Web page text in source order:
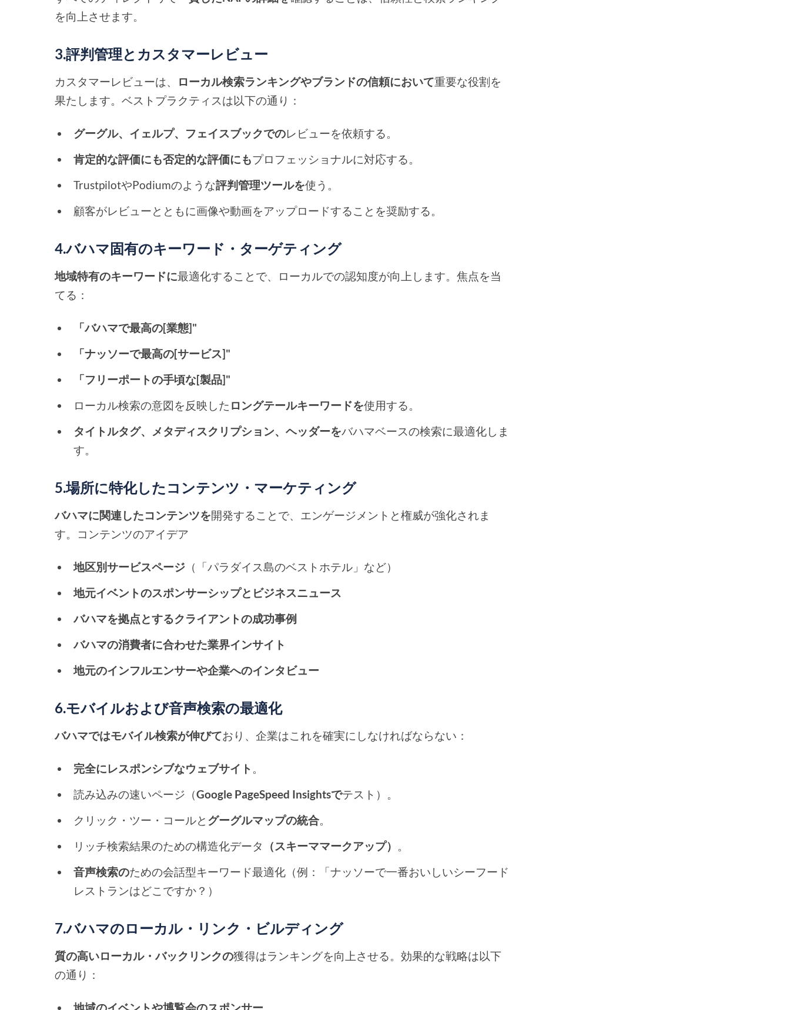
を向上させます。
3.評判管理とカスタマーレビュー
カスタマーレビューは、 ローカル検索ランキングやブランドの信頼において重要な役割を
果たします。ベストプラクティスは以下の通り：
グーグル、イェルプ、フェイスブックでのレビューを依頼する。
肯定的な評価にも否定的な評価にもプロフェッショナルに対応する。
TrustpilotやPodiumのような評判管理ツールを使う。
顧客がレビューとともに画像や動画をアップロードすることを奨励する。
4.バハマ固有のキーワード・ターゲティング
地域特有のキーワードに最適化することで、ローカルでの認知度が向上します。焦点を当
てる：
「バハマで最高の[業態]"
「ナッソーで最高の[サービス]"
「フリーポートの手頃な[製品]"
ローカル検索の意図を反映した ロングテールキーワードを使用する。
タイトルタグ、メタディスクリプション、ヘッダーをバハマベースの検索に最適化しま
す。
5.場所に特化したコンテンツ・マーケティング
バハマに関連したコンテンツを開発することで、エンゲージメントと権威が強化されま
す。コンテンツのアイデア
地区別サービスページ （「パラダイス島のベストホテル」など）
地元イベントのスポンサーシップとビジネスニュース
バハマを拠点とするクライアントの成功事例
バハマの消費者に合わせた業界インサイト
地元のインフルエンサーや企業へのインタビュー
6.モバイルおよび音声検索の最適化
バハマではモバイル検索が伸びており、企業はこれを確実にしなければならない：
完全にレスポンシブなウェブサイト 。
読み込みの速いページ（Google PageSpeed Insightsでテスト）。
クリック・ツー・コールと グーグルマップの統合。
リッチ検索結果のための構造化データ
（スキーママークアップ） 。
音声検索のための会話型キーワード最適化（例：「ナッソーで一番おいしいシーフード
レストランはどこですか？）
7.バハマのローカル・リンク・ビルディング
質の高いローカル・バックリンクの獲得はランキングを向上させる。効果的な戦略は以下
の通り：